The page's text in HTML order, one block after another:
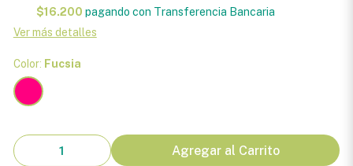
$16.200 pagando con Transferencia Bancaria
Ver más detalles
Color: Fucsia
Agregar al Carrito